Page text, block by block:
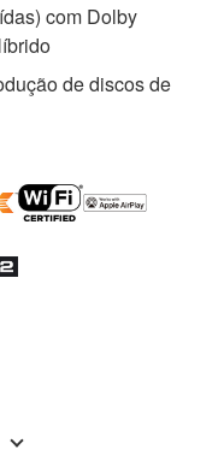
com Dolby
de discos de